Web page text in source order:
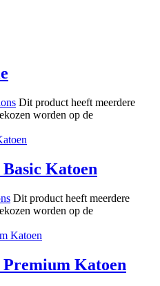
Dit product heeft meerdere
worden op de
Katoen
Dit product heeft meerdere
worden op de
Katoen